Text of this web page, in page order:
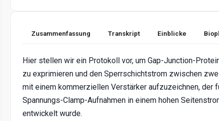
Zusammenfassung Transkript Einblicke
Hier stellen wir ein Protokoll vor, um Gap-Junction-
zu exprimieren und den Sperrschichtstrom zwischen
mit einem kommerziellen Verstärker aufzuzeichnen, der
Spannungs-Clamp-Aufnahmen in einem hohen
entwickelt wurde.